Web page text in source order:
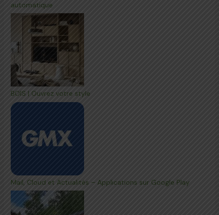
automatique
BOIS | Ouvrez votre style
Mail, Cloud et Actualités – Applications sur Google Play